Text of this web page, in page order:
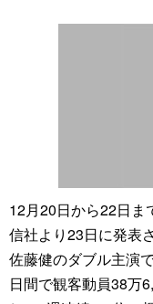
12月20日から22日ま
信社より23日に発表
佐藤健のダブル主演
日間で観客動員38万